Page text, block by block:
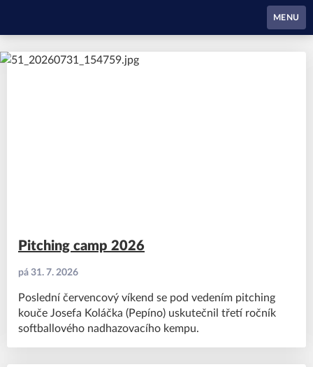
MENU
pá 31. 7. 2026
Pitching camp 2026
Poslední červencový víkend se pod vedením pitching
kouče Josefa Koláčka (Pepíno) uskutečnil třetí ročník
softballového nadhazovacího kempu.